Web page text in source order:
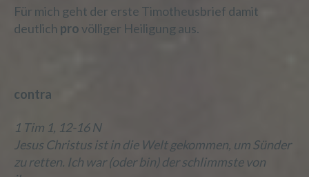
Für mich geht der erste Timotheusbrief damit
deutlich pro völliger Heiligung aus.
contra
1 Tim 1, 12-16 N
Jesus Christus ist in die Welt gekommen, um Sünder
zu retten. Ich war (oder bin) der schlimmste von
welcher ihr Browser Daten auf Ihrem
Computer oder mobilen Gerät abspeichert.
die Verwendung von Cookies, LocalStorage
Zahlreiche Internetseiten und Server verwenden
Cookies. Viele Cookies enthalten eine sogenannte
Cookie-ID. Eine Cookie-ID ist eine eindeutige